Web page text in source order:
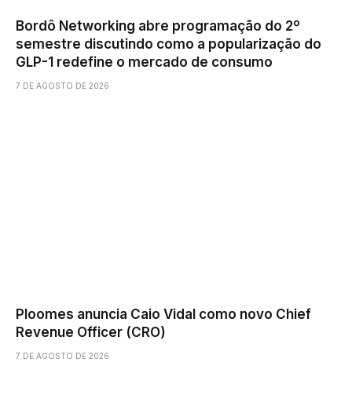
Bordô Networking abre programação do 2º
semestre discutindo como a popularização do
GLP-1 redefine o mercado de consumo
7 DE AGOSTO DE 2026
Ploomes anuncia Caio Vidal como novo Chief
Revenue Officer (CRO)
7 DE AGOSTO DE 2026